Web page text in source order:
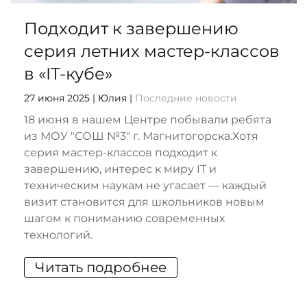
Подходит к завершению
серия летних мастер-классов
в «IT-кубе»
27 июня 2025 | Юлия | Последние новости
18 июня в нашем Центре побывали ребята
из МОУ "СОШ №3" г. Магнитогорска.Хотя
серия мастер-классов подходит к
завершению, интерес к миру IT и
техническим наукам не угасает — каждый
визит становится для школьников новым
шагом к пониманию современных
технологий.
Читать подробнее